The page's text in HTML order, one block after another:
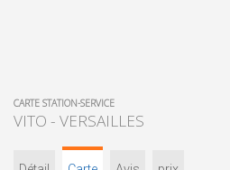
CARTE STATION-SERVICE
VITO - VERSAILLES